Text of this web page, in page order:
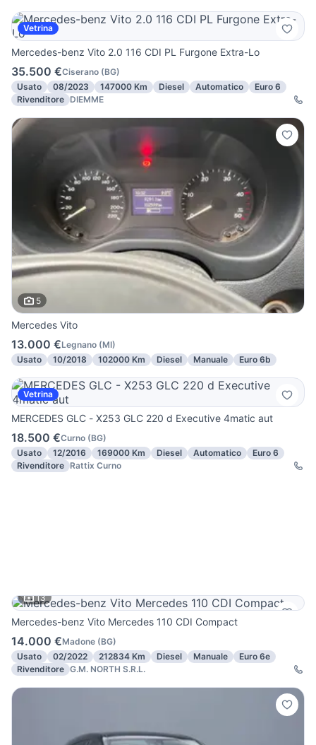
Vetrina
Mercedes-benz Vito 2.0 116 CDI PL Furgone Extra-Lo
35.500 €Ciserano (BG)
Usato
08/2023 147000 Km Diesel Automatico
Euro 6
Rivenditore DIEMME
5
Mercedes Vito
13.000 €Legnano (MI)
Usato
10/2018 102000 Km Diesel Manuale Euro 6b
Vetrina
MERCEDES GLC - X253 GLC 220 d Executive 4matic aut
18.500 €Curno (BG)
Usato
12/2016 169000 Km Diesel Automatico
Euro 6
Rivenditore Rattix Curno
13
Mercedes-benz Vito Mercedes 110 CDI Compact
14.000 €Madone (BG)
Usato
02/2022 212834 Km Diesel Manuale
Euro 6e
Rivenditore G.M. NORTH S.R.L.